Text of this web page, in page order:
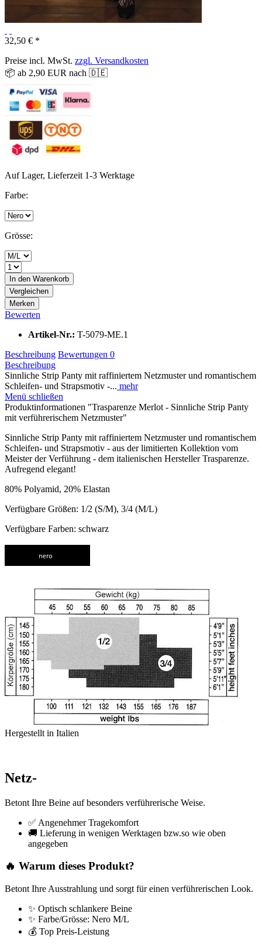
32,50 € *
Preise incl. MwSt. zzgl. Versandkosten
📦 ab 2,90 EUR nach 🇩🇪
Auf Lager, Lieferzeit 1-3 Werktage
Farbe:
Grösse:
In den Warenkorb
Vergleichen
Merken
Bewerten
Artikel-Nr.: T-5079-ME.1
Beschreibung Bewertungen 0
Beschreibung
Sinnliche Strip Panty mit raffiniertem Netzmuster und romantischem
Schleifen- und Strapsmotiv -... mehr
Menü schließen
Produktinformationen "Trasparenze Merlot - Sinnliche Strip Panty
mit verführerischem Netzmuster"
Sinnliche Strip Panty mit raffiniertem Netzmuster und romantischem
Schleifen- und Strapsmotiv - aus der limitierten Kollektion vom
Meister der Verführung - dem italienischen Hersteller Trasparenze.
Aufregend elegant!
80% Polyamid, 20% Elastan
Verfügbare Größen: 1/2 (S/M), 3/4 (M/L)
Verfügbare Farben: schwarz
Hergestellt in Italien
Netz-
Betont Ihre Beine auf besonders verführerische Weise.
✅ Angenehmer Tragekomfort
🚚 Lieferung in wenigen Werktagen bzw.so wie oben
angegeben
🔥 Warum dieses Produkt?
Betont Ihre Ausstrahlung und sorgt für einen verführerischen Look.
✨ Optisch schlankere Beine
✨ Farbe/Grösse: Nero M/L
💰 Top Preis-Leistung